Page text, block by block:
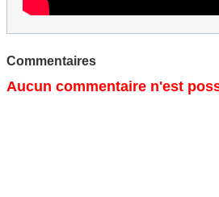
Commentaires
Aucun commentaire n'est